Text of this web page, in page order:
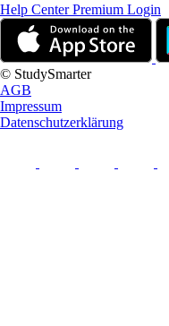
Help CenterPremium Login
© StudySmarter
AGB
Impressum
Datenschutzerklärung